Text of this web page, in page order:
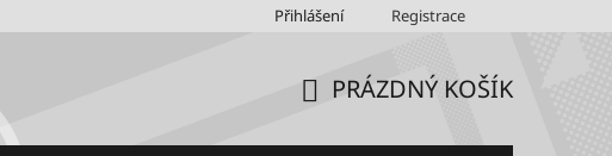
Ochrana osobních údajů a GDPR
Přihlášení Registrace
PRÁZDNÝ KOŠÍK